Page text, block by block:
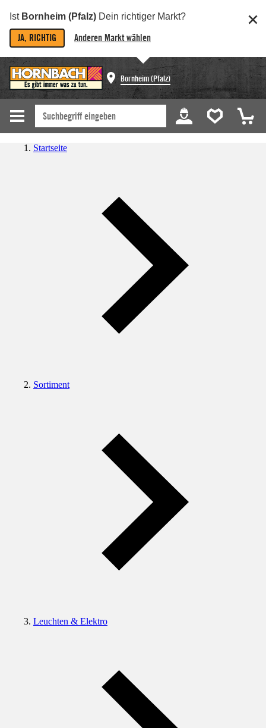
Ist Bornheim (Pfalz) Dein richtiger Markt?
JA, RICHTIG Anderen Markt wählen
Bornheim (Pfalz)
Startseite
Sortiment
Leuchten & Elektro